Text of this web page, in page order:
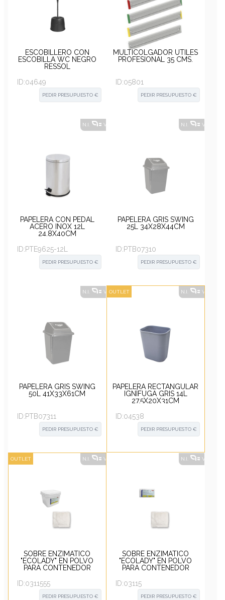
ESCOBILLERO CON
ESCOBILLA WC NEGRO
RESSOL
ID:04649
PEDIR PRESUPUESTO €
MULTICOLGADOR ÚTILES
PROFESIONAL 35 CMS.
ID:05801
PEDIR PRESUPUESTO €
N.I. VER ALTERNATIVAS
PAPELERA CON PEDAL
ACERO INOX 12L
24.8X40CM
ID:PTE9625-12L
PEDIR PRESUPUESTO €
N.I. VER
PAPELERA GRIS SWING
25L 34X28X44CM
ID:PTB07310
PEDIR PRESUPUESTO €
N.I. VER ALTERNATIVAS
PAPELERA GRIS SWING
50L 41X33X61CM
ID:PTB07311
PEDIR PRESUPUESTO €
OUTLET N.I. VER
PAPELERA RECTANGULAR
IGNÍFUGA GRIS 14L
27.5X20X31CM
ID:04538
PEDIR PRESUPUESTO €
OUTLET N.I. VER ALTERNATIVAS
SOBRE ENZIMÁTICO
"ECOLADY" EN POLVO
PARA CONTENEDOR
ID:0311555
PEDIR PRESUPUESTO €
N.I. VER
SOBRE ENZIMÁTICO
"ECOLADY" EN POLVO
PARA CONTENEDOR
ID:03115
PEDIR PRESUPUESTO €